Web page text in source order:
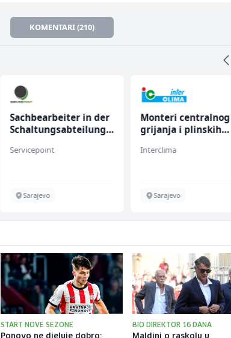
KOMENTARI (210)
Sachbearbeiter in der
Schaltungsabteilung
Servicepoint
Sarajevo
Monteri centralnog
grijanja i plinskih
Interclima
Sarajevo
START NOVE SEZONE BIO DIREKTOR 16 DANA